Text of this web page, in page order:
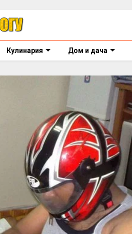
Кулинария Дом и дача